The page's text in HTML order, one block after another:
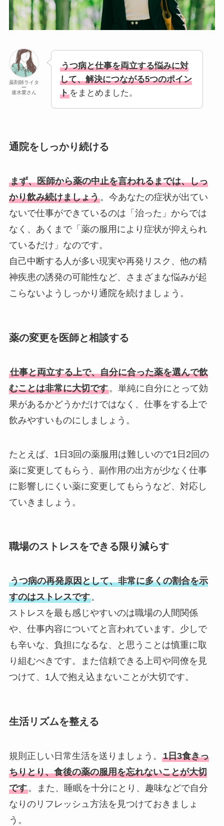
薬剤師ライタ
ー
速水愛さん
うつ病と仕事を両立する悩みに対
して、解決につながる5つのポイン
トをまとめました。
通院をしっかり続ける
まず、医師から薬の中止を言われるまでは、しっ
かり飲み続けましょう。今あなたの症状が出てい
ないで仕事ができているのは「治った」からでは
なく、あくまで「薬の服用により症状が抑えられ
ているだけ」なのです。
自己中断する人が多い現実や再発リスク、他の精
神疾患の誘発の可能性など、さまざまな悩みが起
こらないようしっかり通院を続けましょう。
薬の変更を医師と相談する
仕事と両立する上で、自分に合った薬を選んで飲
むことは非常に大切です。単純に自分にとって効
果があるかどうかだけではなく、仕事をする上で
飲みやすいものにしましょう。
たとえば、1日3回の薬服用は難しいので1日2回の
薬に変更してもらう、副作用の出方が少なく仕事
に影響しにくい薬に変更してもらうなど、対応し
ていきましょう。
職場のストレスをできる限り減らす
うつ病の再発原因として、非常に多くの割合を示
すのはストレスです。
ストレスを最も感じやすいのは職場の人間関係
や、仕事内容についてと言われています。少しで
も辛いな、負担になるな、と思うことは慎重に取
り組むべきです。また信頼できる上司や同僚を見
つけて、1人で抱え込まないことが大切です。
生活リズムを整える
規則正しい日常生活を送りましょう。 1日3食きっ
ちりとり、食後の薬の服用を忘れないことが大切
です。また、睡眠を十分にとり、趣味などで自分
なりのリフレッシュ方法を見つけておきましょ
う。